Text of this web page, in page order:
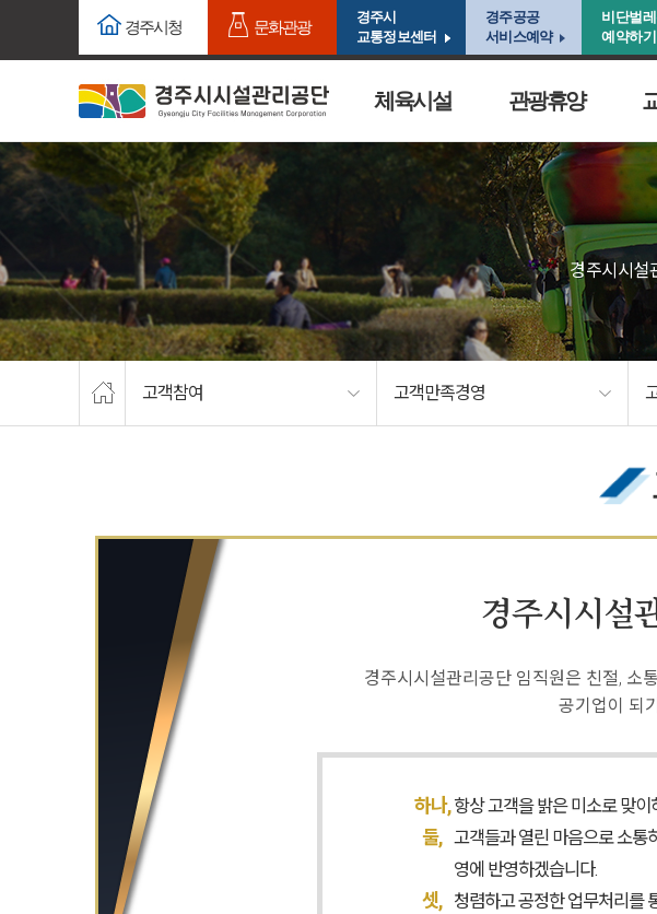
주요메뉴로 건너뛰기
경주시청 문화관광
경주시
교통정보센터
경주공공
서비스예약
비단벌
예약하기
체육시설 관광휴양
경주시시설
고객참여 고객만족경영
경주시시설
경주시시설관리공단 임직원은 친절, 소
공기업이 되
하나, 항상 고객을 밝은 미소로 맞
둘, 고객들과 열린 마음으로 소통
영에 반영하겠습니다.
셋, 청렴하고 공정한 업무처리를